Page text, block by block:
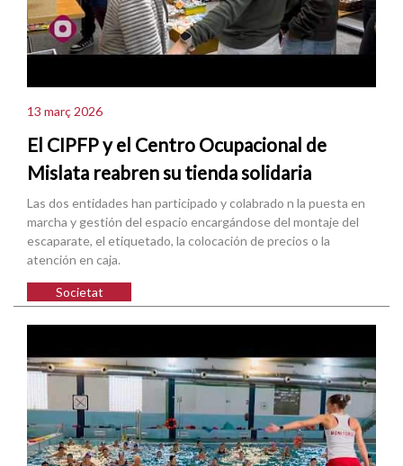
13 març 2026
El CIPFP y el Centro Ocupacional de
Mislata reabren su tienda solidaria
Las dos entidades han participado y colabrado n la puesta en
marcha y gestión del espacio encargándose del montaje del
escaparate, el etiquetado, la colocación de precios o la
atención en caja.
Societat